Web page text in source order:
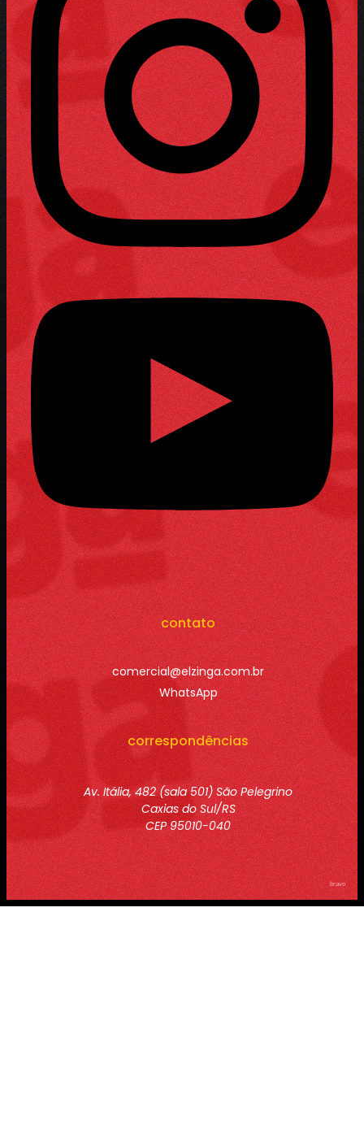
contato
comercial@elzinga.com.br
WhatsApp
correspondências
Av. Itália, 482 (sala 501) São Pelegrino
Caxias do Sul/RS
CEP 95010-040
bravo